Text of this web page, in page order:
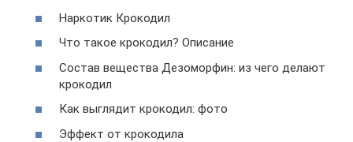
Наркотик Крокодил
Что такое крокодил? Описание
Состав вещества Дезоморфин: из чего делают
крокодил
Как выглядит крокодил: фото
Эффект от крокодила